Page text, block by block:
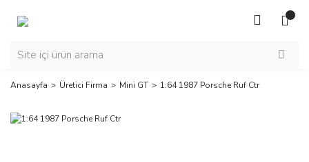
Anasayfa Üretici Firma Mini GT 1:64 1987 Porsche Ruf Ctr